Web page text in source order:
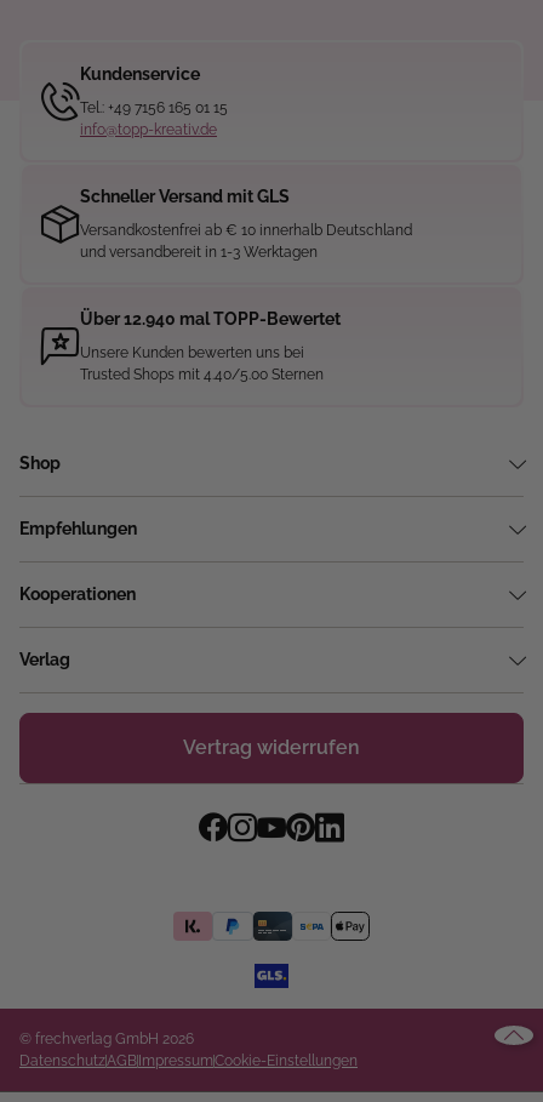
Kundenservice
Tel.: +49 7156 165 01 15
info@topp-kreativ.de
Schneller Versand mit GLS
Versandkostenfrei ab € 10 innerhalb Deutschland
und versandbereit in 1-3 Werktagen
Über 12.940 mal TOPP-Bewertet
Unsere Kunden bewerten uns bei
Trusted Shops mit 4.40/5.00 Sternen
Shop
Empfehlungen
Kooperationen
Verlag
Vertrag widerrufen
© frechverlag GmbH 2026
DatenschutzAGB ImpressumCookie-Einstellungen